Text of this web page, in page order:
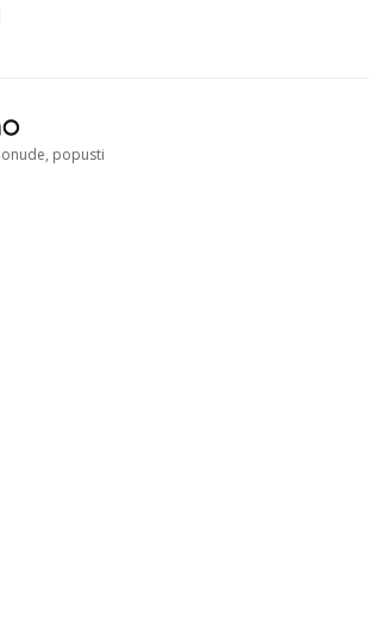
popusti